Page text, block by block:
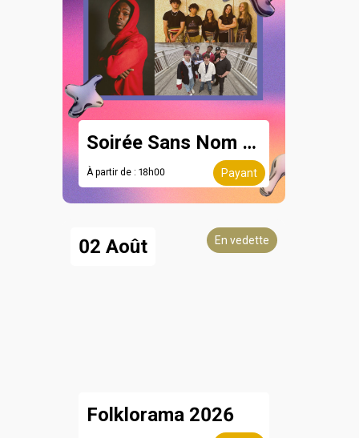
Soirée Sans Nom - 8 août
À partir de : 18h00 Payant
02 Août En vedette
Folklorama 2026